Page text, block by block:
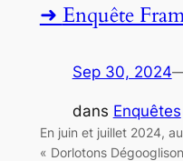
Enquête
Sep 30, 2024
dans Enquêtes
En juin et juillet 2024,
« Dorlotons